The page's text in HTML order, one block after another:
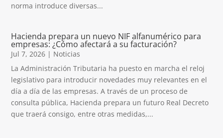
norma introduce diversas...
Hacienda prepara un nuevo NIF alfanumérico para
empresas: ¿Cómo afectará a su facturación?
Jul 7, 2026 | Noticias
La Administración Tributaria ha puesto en marcha el reloj
legislativo para introducir novedades muy relevantes en el
día a día de las empresas. A través de un proceso de
consulta pública, Hacienda prepara un futuro Real Decreto
que traerá consigo, entre otras medidas,...